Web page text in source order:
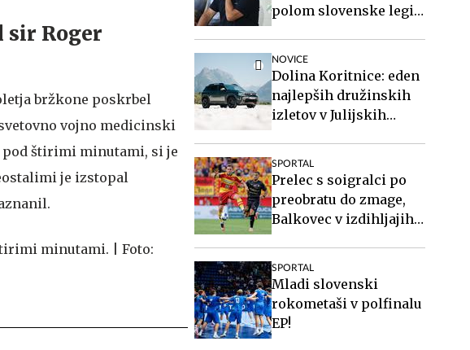
sir Roger
bržkone poskrbel
vojno medicinski
štirimi minutami, si je
je izstopal
polom slovenske legije
NOVICE
Dolina Koritnice: eden
najlepših družinskih
izletov v Julijskih
SPORTAL
Prelec s soigralci po
preobratu do zmage,
Balkovec v izdihljajih
SPORTAL
Mladi slovenski
rokometaši v polfinalu
EP!